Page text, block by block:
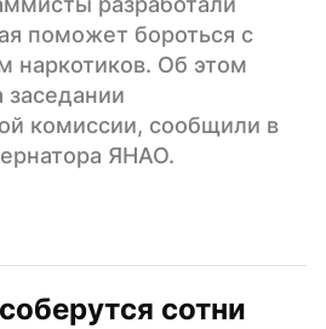
поможет бороться с
наркотиков. Об этом
заседании
комиссии, сообщили в
ЯНАО.
сотни